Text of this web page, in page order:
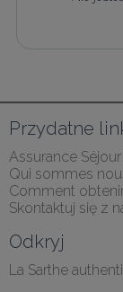
Przydatne
Assurance
Qui sommes
Comment
Skontaktuj się z
Odkryj
La Sarthe